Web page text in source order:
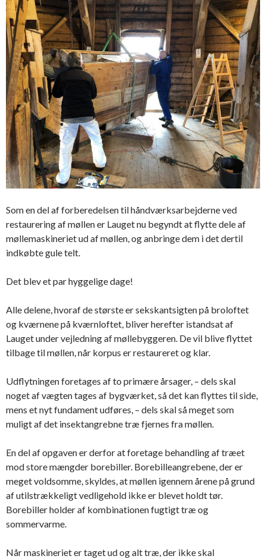
Som en del af forberedelsen til håndværksarbejderne ved
restaurering af møllen er Lauget nu begyndt at flytte dele af
møllemaskineriet ud af møllen, og anbringe dem i det dertil
indkøbte gule telt.
Det blev et par hyggelige dage!
Alle delene, hvoraf de største er sekskantsigten på broloftet
og kværnene på kværnloftet, bliver herefter istandsat af
Lauget under vejledning af møllebyggeren. De vil blive flyttet
tilbage til møllen, når korpus er restaureret og klar.
Udflytningen foretages af to primære årsager, – dels skal
noget af vægten tages af bygværket, så det kan flyttes til side,
mens et nyt fundament udføres, – dels skal så meget som
muligt af det insektangrebne træ fjernes fra møllen.
En del af opgaven er derfor at foretage behandling af træet
mod store mængder borebiller. Borebilleangrebene, der er
meget voldsomme, skyldes, at møllen igennem årene på grund
af utilstrækkeligt vedligehold ikke er blevet holdt tør.
Borebiller holder af kombinationen fugtigt træ og
sommervarme.
Når maskineriet er taget ud og alt træ, der ikke skal